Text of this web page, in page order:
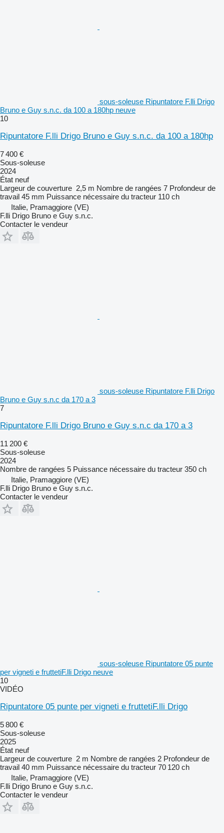
sous-soleuse Ripuntatore F.lli Drigo
Bruno e Guy s.n.c. da 100 a 180hp neuve
10
Ripuntatore F.lli Drigo Bruno e Guy s.n.c. da 100 a 180hp
7 400 €
Sous-soleuse
2024
État neuf
Largeur de couverture 2,5 m Nombre de rangées 7 Profondeur de
travail 45 mm Puissance nécessaire du tracteur 110 ch
Italie, Pramaggiore (VE)
F.lli Drigo Bruno e Guy s.n.c.
Contacter le vendeur
sous-soleuse Ripuntatore F.lli Drigo
Bruno e Guy s.n.c da 170 a 3
7
Ripuntatore F.lli Drigo Bruno e Guy s.n.c da 170 a 3
11 200 €
Sous-soleuse
2024
Nombre de rangées 5 Puissance nécessaire du tracteur 350 ch
Italie, Pramaggiore (VE)
F.lli Drigo Bruno e Guy s.n.c.
Contacter le vendeur
sous-soleuse Ripuntatore 05 punte
per vigneti e fruttetiF.lli Drigo neuve
10
VIDÉO
Ripuntatore 05 punte per vigneti e fruttetiF.lli Drigo
5 800 €
Sous-soleuse
2025
État neuf
Largeur de couverture 2 m Nombre de rangées 2 Profondeur de
travail 40 mm Puissance nécessaire du tracteur 70 120 ch
Italie, Pramaggiore (VE)
F.lli Drigo Bruno e Guy s.n.c.
Contacter le vendeur